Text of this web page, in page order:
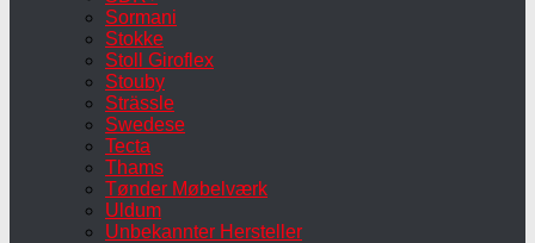
Sormani
Stokke
Stoll Giroflex
Stouby
Strässle
Swedese
Tecta
Thams
Tønder Møbelværk
Uldum
Unbekannter Hersteller